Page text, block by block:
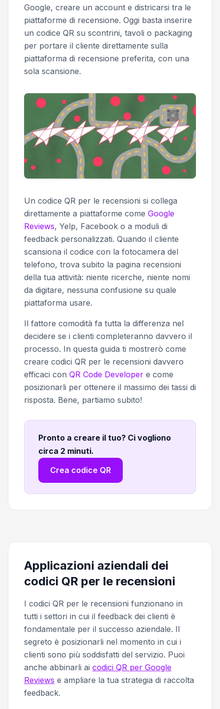
Google, creare un account e districarsi tra le
piattaforme di recensione. Oggi basta inserire
un codice QR su scontrini, tavoli o packaging
per portare il cliente direttamente sulla
piattaforma di recensione preferita, con una
sola scansione.
Un codice QR per le recensioni si collega
direttamente a piattaforme come Google
Reviews, Yelp, Facebook o a moduli di
feedback personalizzati. Quando il cliente
scansiona il codice con la fotocamera del
telefono, trova subito la pagina recensioni
della tua attività: niente ricerche, niente nomi
da digitare, nessuna confusione su quale
piattaforma usare.
Il fattore comodità fa tutta la differenza nel
decidere se i clienti completeranno davvero il
processo. In questa guida ti mostrerò come
creare codici QR per le recensioni davvero
efficaci con QR Code Developer e come
posizionarli per ottenere il massimo dei tassi di
risposta. Bene, partiamo subito!
Pronto a creare il tuo? Ci vogliono
circa 2 minuti.
Crea codice QR
Applicazioni aziendali dei
codici QR per le recensioni
I codici QR per le recensioni funzionano in
tutti i settori in cui il feedback dei clienti è
fondamentale per il successo aziendale. Il
segreto è posizionarli nel momento in cui i
clienti sono più soddisfatti del servizio. Puoi
anche abbinarli ai codici QR per Google
Reviews e ampliare la tua strategia di raccolta
feedback.